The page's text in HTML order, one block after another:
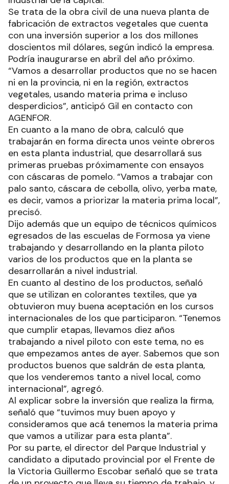
Se trata de la obra civil de una nueva planta de
fabricación de extractos vegetales que cuenta
con una inversión superior a los dos millones
doscientos mil dólares, según indicó la empresa.
Podría inaugurarse en abril del año próximo.
“Vamos a desarrollar productos que no se hacen
ni en la provincia, ni en la región, extractos
vegetales, usando materia prima e incluso
desperdicios”, anticipó Gil en contacto con
AGENFOR.
En cuanto a la mano de obra, calculó que
trabajarán en forma directa unos veinte obreros
en esta planta industrial, que desarrollará sus
primeras pruebas próximamente con ensayos
con cáscaras de pomelo. “Vamos a trabajar con
palo santo, cáscara de cebolla, olivo, yerba mate,
es decir, vamos a priorizar la materia prima local”,
precisó.
Dijo además que un equipo de técnicos químicos
egresados de las escuelas de Formosa ya viene
trabajando y desarrollando en la planta piloto
varios de los productos que en la planta se
desarrollarán a nivel industrial.
En cuanto al destino de los productos, señaló
que se utilizan en colorantes textiles, que ya
obtuvieron muy buena aceptación en los cursos
internacionales de los que participaron. “Tenemos
que cumplir etapas, llevamos diez años
trabajando a nivel piloto con este tema, no es
que empezamos antes de ayer. Sabemos que son
productos buenos que saldrán de esta planta,
que los venderemos tanto a nivel local, como
internacional”, agregó.
Al explicar sobre la inversión que realiza la firma,
señaló que “tuvimos muy buen apoyo y
consideramos que acá tenemos la materia prima
que vamos a utilizar para esta planta”.
Por su parte, el director del Parque Industrial y
candidato a diputado provincial por el Frente de
la Victoria Guillermo Escobar señaló que se trata